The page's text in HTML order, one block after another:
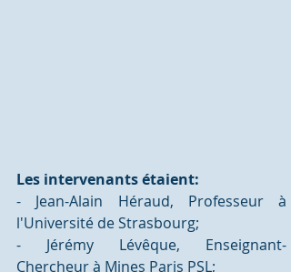
Les intervenants étaient:
- Jean-Alain Héraud, Professeur à
l'Université de Strasbourg;
- Jérémy Lévêque, Enseignant-
Chercheur à Mines Paris PSL;